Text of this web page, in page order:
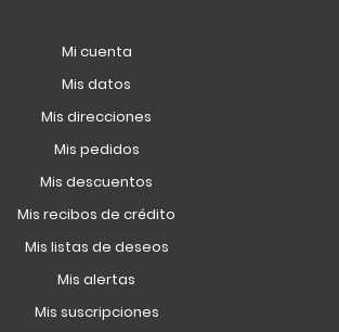
Mi cuenta
Mis datos
Mis direcciones
Mis pedidos
Mis descuentos
Mis recibos de crédito
Mis listas de deseos
Mis alertas
Mis suscripciones